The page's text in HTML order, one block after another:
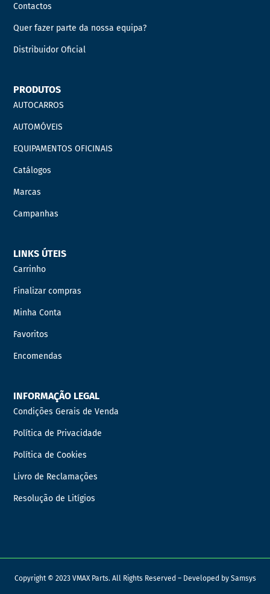
Contactos
Quer fazer parte da nossa equipa?
Distribuidor Oficial
PRODUTOS
AUTOCARROS
AUTOMÓVEIS
EQUIPAMENTOS OFICINAIS
Catálogos
Marcas
Campanhas
LINKS ÚTEIS
Carrinho
Finalizar compras
Minha Conta
Favoritos
Encomendas
INFORMAÇÃO LEGAL
Condições Gerais de Venda
Política de Privacidade
Política de Cookies
Livro de Reclamações
Resolução de Litígios
Copyright © 2023 VMAX Parts. All Rights Reserved – Developed by Samsys